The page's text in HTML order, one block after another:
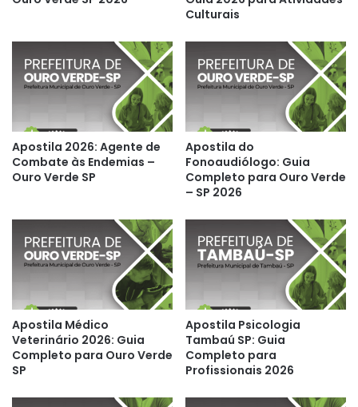
Culturais
Apostila 2026: Agente de
Combate às Endemias –
Ouro Verde SP
Apostila do
Fonoaudiólogo: Guia
Completo para Ouro Verde
– SP 2026
Apostila Médico
Veterinário 2026: Guia
Completo para Ouro Verde
SP
Apostila Psicologia
Tambaú SP: Guia
Completo para
Profissionais 2026